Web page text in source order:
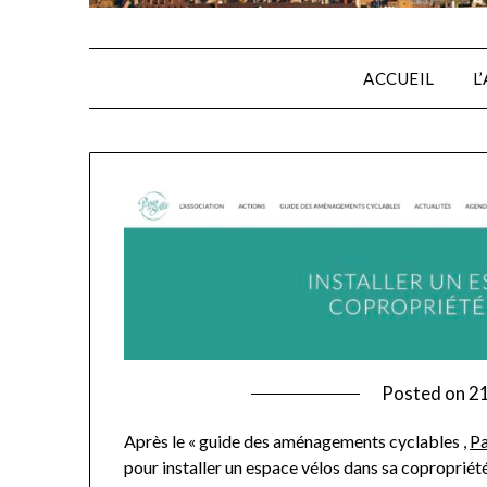
ACCUEIL
Posted on
Après le « guide des aménagements cyclables ,
pour installer un espace vélos dans sa